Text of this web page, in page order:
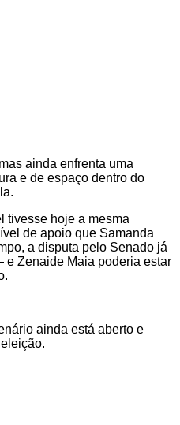
ainda enfrenta uma
e de espaço dentro do
tivesse hoje a mesma
de apoio que Samanda
a disputa pelo Senado já
Zenaide Maia poderia estar
ainda está aberto e